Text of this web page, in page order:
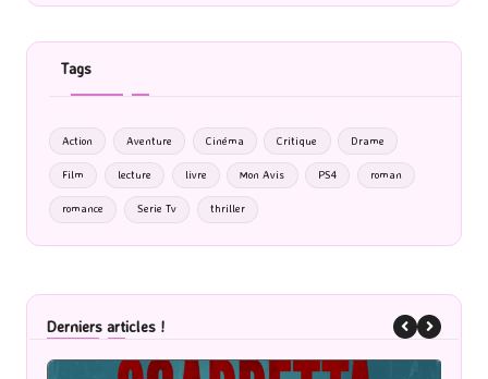
Tags
Action Aventure Cinéma Critique Drame
Film lecture livre Mon Avis PS4 roman
romance Serie Tv thriller
Derniers articles !